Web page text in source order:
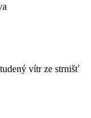
vítr ze strnišť